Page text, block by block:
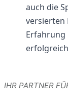
auch die
versierten
Erfahrung
IHR PARTNER